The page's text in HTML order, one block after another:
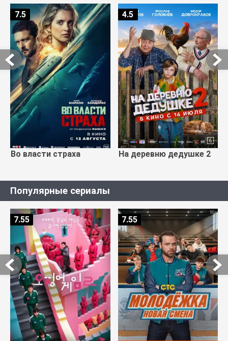
Во власти страха
7.5
На деревню дедушке 2
4.5
Популярные сериалы
7.55 7.55